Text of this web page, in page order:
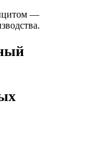
—